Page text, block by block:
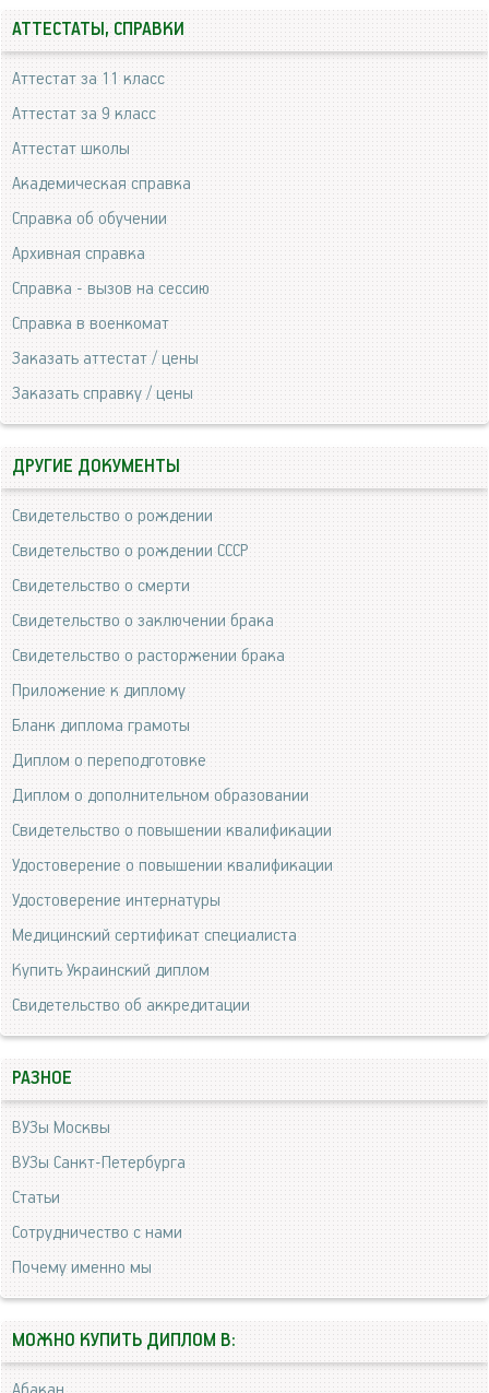
АТТЕСТАТЫ, СПРАВКИ
Аттестат за 11 класс
Аттестат за 9 класс
Аттестат школы
Академическая справка
Справка об обучении
Архивная справка
Справка - вызов на сессию
Справка в военкомат
Заказать аттестат / цены
Заказать справку / цены
ДРУГИЕ ДОКУМЕНТЫ
Свидетельство о рождении
Свидетельство о рождении СССР
Свидетельство о смерти
Свидетельство о заключении брака
Свидетельство о расторжении брака
Приложение к диплому
Бланк диплома грамоты
Диплом о переподготовке
Диплом о дополнительном образовании
Свидетельство о повышении квалификации
Удостоверение о повышении квалификации
Удостоверение интернатуры
Медицинский сертификат специалиста
Купить Украинский диплом
Свидетельство об аккредитации
РАЗНОЕ
ВУЗы Москвы
ВУЗы Санкт-Петербурга
Статьи
Сотрудничество с нами
Почему именно мы
МОЖНО КУПИТЬ ДИПЛОМ В: